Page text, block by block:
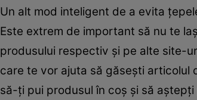
Un alt mod inteligent de a evita
Este extrem de important să nu te
produsului respectiv și pe alte site-
care te vor ajuta să găsești articolul
să-ți pui produsul în coș și să